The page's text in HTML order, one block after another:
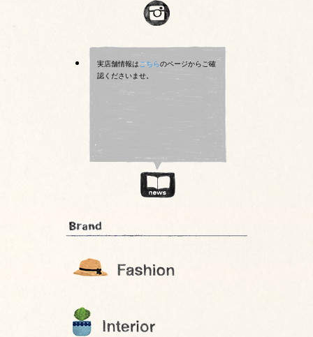
実店舗情報はこちらのページからご確
認くださいませ。